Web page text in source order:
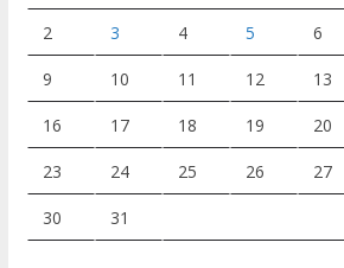
2 3 4 5 6
9 10 11 12 13
16 17 18 19 20
23 24 25 26 27
30 31